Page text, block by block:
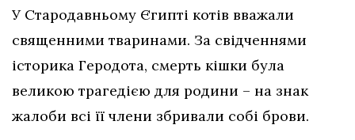
У Стародавньому Єгипті котів вважали
священними тваринами. За свідченнями
історика Геродота, смерть кішки була
великою трагедією для родини – на знак
жалоби всі її члени збривали собі брови.